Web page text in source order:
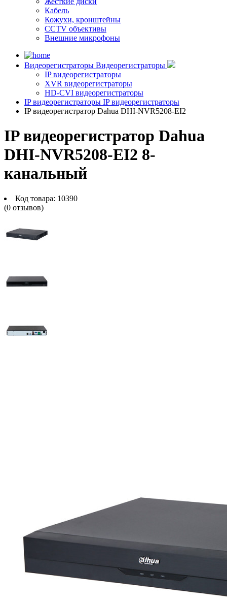
Кабель
Кожухи, кронштейны
CCTV объективы
Внешние микрофоны
Видеорегистраторы Видеорегистраторы
IP видеорегистраторы
XVR видеорегистраторы
HD-CVI видеорегистраторы
IP видеорегистраторы IP видеорегистраторы
IP видеорегистратор Dahua DHI-NVR5208-EI2
IP видеорегистратор Dahua
DHI-NVR5208-EI2 8-
канальный
Код товара: 10390
(0 отзывов)